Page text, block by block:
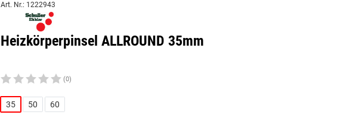
Art. Nr.: 1222943
Heizkörperpinsel ALLROUND 35mm
(0)
35 50 60